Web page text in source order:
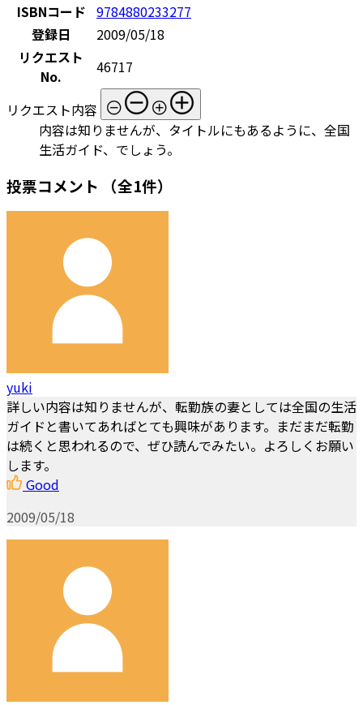
ISBNコード 9784880233277
登録日
2009/05/18
リクエスト
No.
46717
リクエスト内容
内容は知りませんが、タイトルにもあるように、全国
生活ガイド、でしょう。
投票コメント （全1件）
yuki
詳しい内容は知りませんが、転勤族の妻としては全国の生活
ガイドと書いてあればとても興味があります。まだまだ転勤
は続くと思われるので、ぜひ読んでみたい。よろしくお願い
します。
Good
2009/05/18